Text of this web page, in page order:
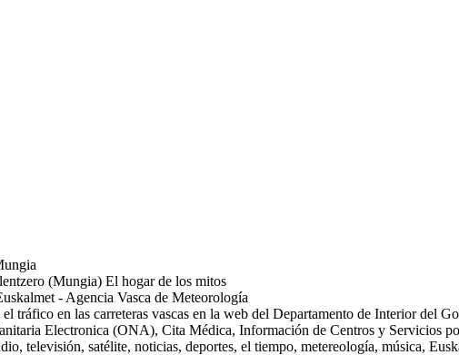
(Mungia) El hogar de los mitos
- Agencia Vasca de Meteorología
tráfico en las carreteras vascas en la web del Departamento de Interior del
Electronica (ONA), Cita Médica, Información de Centros y Servicios
televisión, satélite, noticias, deportes, el tiempo, metereología, música,